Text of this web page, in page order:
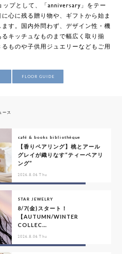
プとして、「anniversary」をテー
心に残る贈り物や、ギフトから始ま
す。国内外問わず、デザイン性・機
キッチュなものまで幅広く取り揃
ものや子供用ジュエリーなどもご用
FLOOR GUIDE
ース
café & books bibliothèque
【香りペアリング】桃とアール
グレイが織りなす“ティーペアリ
ング”
2026.8.06 Thu
STAR JEWELRY
8/7(金)スタート！
【AUTUMN/WINTER
COLLEC...
2026.8.06 Thu